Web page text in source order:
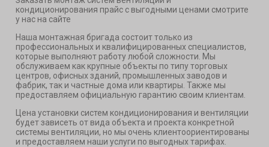
кондиционирования прайс с выгодными ценами смотрите
у нас на сайте
Наша монтажная бригада состоит только из
профессиональных и квалифицированных специалистов,
которые выполняют работу любой сложности. Мы
обслуживаем как крупные объекты по типу торговых
центров, офисных зданий, промышленных заводов и
фабрик, так и частные дома или квартиры. Также мы
предоставляем официальную гарантию своим клиентам.
Цена установки систем кондиционирования и вентиляции
будет зависеть от вида объекта и проекта конкретной
системы вентиляции, но мы очень клиентоориентированы
и предоставляем наши услуги по выгодных тарифах.